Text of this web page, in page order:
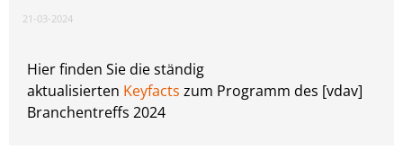
21-03-2024
Hier finden Sie die ständig
aktualisierten Keyfacts zum Programm des [vdav]
Branchentreffs 2024